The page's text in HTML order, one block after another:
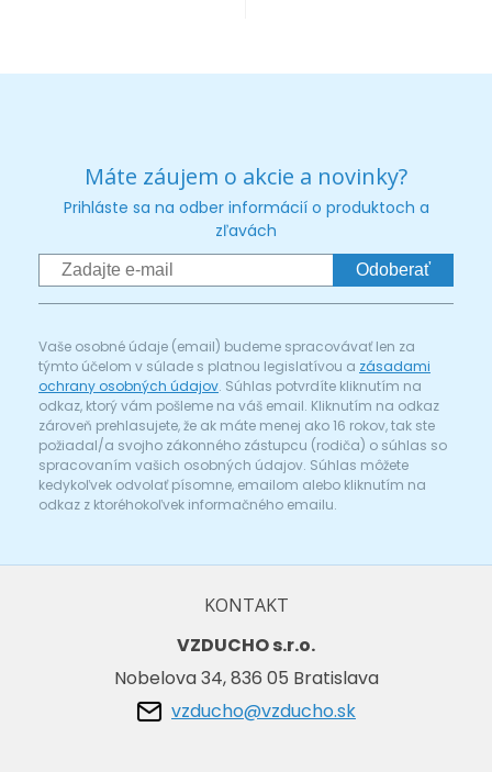
Máte záujem o akcie a novinky?
Prihláste sa na odber informácií o produktoch a
zľavách
Odoberať
Vaše osobné údaje (email) budeme spracovávať len za
týmto účelom v súlade s platnou legislatívou a zásadami
ochrany osobných údajov. Súhlas potvrdíte kliknutím na
odkaz, ktorý vám pošleme na váš email. Kliknutím na odkaz
zároveň prehlasujete, že ak máte menej ako 16 rokov, tak ste
požiadal/a svojho zákonného zástupcu (rodiča) o súhlas so
spracovaním vašich osobných údajov. Súhlas môžete
kedykoľvek odvolať písomne, emailom alebo kliknutím na
odkaz z ktoréhokoľvek informačného emailu.
KONTAKT
VZDUCHO s.r.o.
Nobelova 34, 836 05 Bratislava
vzducho@vzducho.sk